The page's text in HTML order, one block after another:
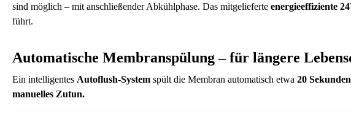
sind möglich – mit anschließender Abkühlphase. Das mitgelieferte energieeffiziente
führt.
Automatische Membranspülung – für längere
Ein intelligentes Autoflush-System spült die Membran automatisch etwa 20
manuelles Zutun.